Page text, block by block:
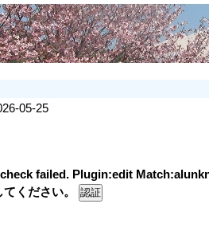
05-25
failed. Plugin:edit
ください。